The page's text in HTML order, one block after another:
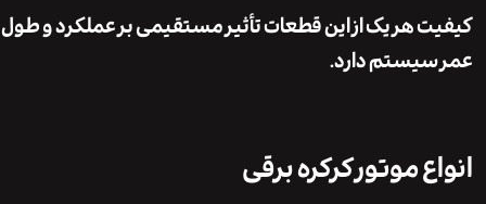
هر یک از این قطعات تأثیر مستقیمی بر عملکرد و طول
دارد.
موتور کرکره برقی